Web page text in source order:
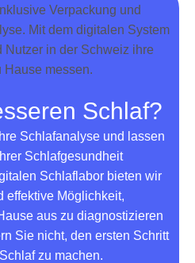
Schlaf?
Schlafanalyse und lassen
Schlafgesundheit
Schlaflabor bieten wir
effektive Möglichkeit,
aus zu diagnostizieren
Sie nicht, den ersten Schritt
zu machen.